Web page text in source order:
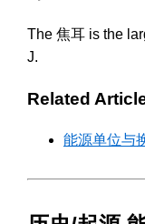
The 焦耳 is the
J.
Related
能源单位与